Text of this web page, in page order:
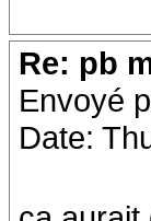
Re: pb
Envoyé
Date: